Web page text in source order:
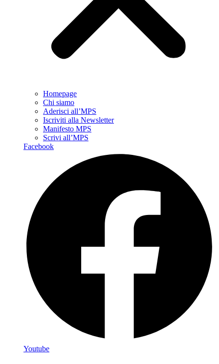
Homepage
Chi siamo
Aderisci all’MPS
Iscriviti alla Newsletter
Manifesto MPS
Scrivi all’MPS
Facebook
Youtube